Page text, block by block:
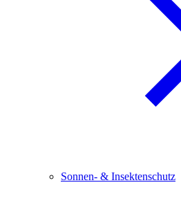
Sonnen- & Insektenschutz